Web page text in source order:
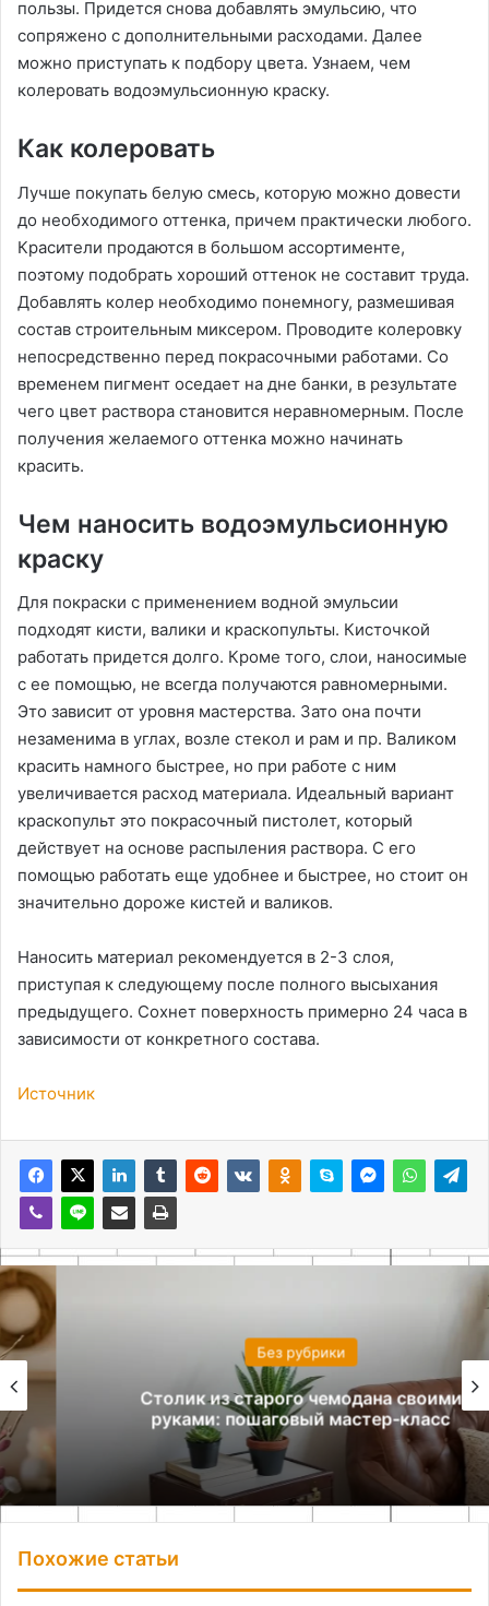
пользы. Придется снова добавлять эмульсию, что
сопряжено с дополнительными расходами. Далее
можно приступать к подбору цвета. Узнаем, чем
колеровать водоэмульсионную краску.
Как колеровать
Лучше покупать белую смесь, которую можно довести
до необходимого оттенка, причем практически любого.
Красители продаются в большом ассортименте,
поэтому подобрать хороший оттенок не составит труда.
Добавлять колер необходимо понемногу, размешивая
состав строительным миксером. Проводите колеровку
непосредственно перед покрасочными работами. Со
временем пигмент оседает на дне банки, в результате
чего цвет раствора становится неравномерным. После
получения желаемого оттенка можно начинать
красить.
Чем наносить водоэмульсионную
краску
Для покраски с применением водной эмульсии
подходят кисти, валики и краскопульты. Кисточкой
работать придется долго. Кроме того, слои, наносимые
с ее помощью, не всегда получаются равномерными.
Это зависит от уровня мастерства. Зато она почти
незаменима в углах, возле стекол и рам и пр. Валиком
красить намного быстрее, но при работе с ним
увеличивается расход материала. Идеальный вариант
краскопульт это покрасочный пистолет, который
действует на основе распыления раствора. С его
помощью работать еще удобнее и быстрее, но стоит он
значительно дороже кистей и валиков.
Наносить материал рекомендуется в 2-3 слоя,
приступая к следующему после полного высыхания
предыдущего. Сохнет поверхность примерно 24 часа в
зависимости от конкретного состава.
Источник
Без рубрики
Столик из старого чемодана своими
руками: пошаговый мастер-класс
Похожие статьи